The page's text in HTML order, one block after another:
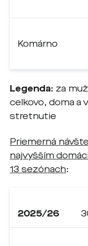
Komárno
Legenda: za
celkovo, doma a
stretnutie
Priemerná
najvyšším
13 sezónach:
2025/26